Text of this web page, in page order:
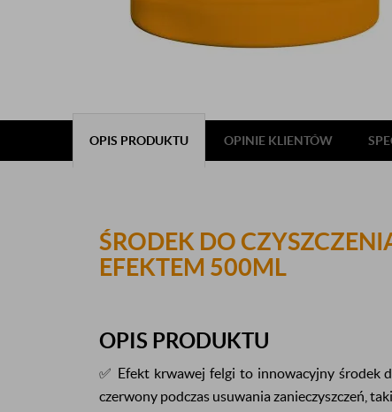
OPIS PRODUKTU OPINIE KLIENTÓW
ŚRODEK DO
EFEKTEM 500ML
OPIS PRODUKTU
✅ Efekt krwawej felgi to innowacyjny środek
czerwony podczas usuwania zanieczyszczeń,